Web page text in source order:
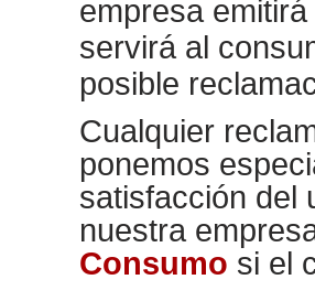
empresa
servirá al
posible
Cualquier
ponemos
satisfacción del
nuestra
Consumo si el